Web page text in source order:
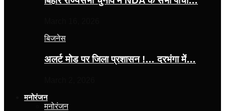
बिजनेस
अलर्ट मोड पर जिला प्रशासन !… दरभंगा में…
मनोरंजन
मनोरंजन